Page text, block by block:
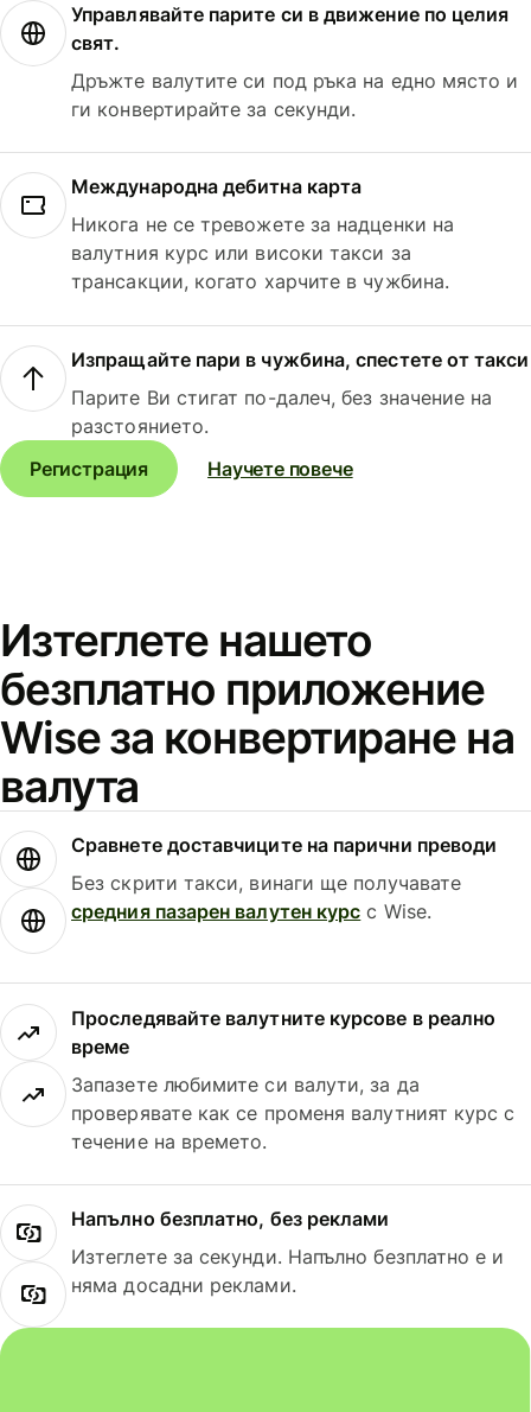
Управлявайте парите си в движение по целия
свят.
Дръжте валутите си под ръка на едно място и
ги конвертирайте за секунди.
Международна дебитна карта
Никога не се тревожете за надценки на
валутния курс или високи такси за
трансакции, когато харчите в чужбина.
Изпращайте пари в чужбина, спестете от такси
Парите Ви стигат по-далеч, без значение на
разстоянието.
Регистрация
Научете повече
Изтеглете нашето
безплатно приложение
Wise за конвертиране на
валута
Сравнете доставчиците на парични преводи
Без скрити такси, винаги ще получавате
средния пазарен валутен курс с Wise.
Проследявайте валутните курсове в реално
време
Запазете любимите си валути, за да
проверявате как се променя валутният курс с
течение на времето.
Напълно безплатно, без реклами
Изтеглете за секунди. Напълно безплатно е и
няма досадни реклами.